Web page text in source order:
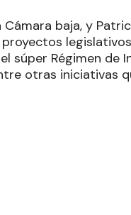
baja, y
súper Régimen de
otras iniciativas